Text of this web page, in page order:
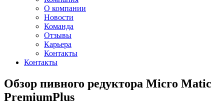
О компании
Новости
Команда
Отзывы
Карьера
Контакты
Контакты
Обзор пивного редуктора Micro Matic
PremiumPlus